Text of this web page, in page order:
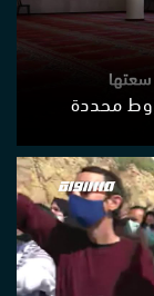
محددة